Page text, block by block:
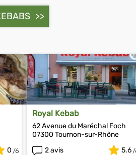
0
Royal Kebab
62 Avenue du Maréchal Foch
07300 Tournon-sur-Rhône
2 avis
5.6